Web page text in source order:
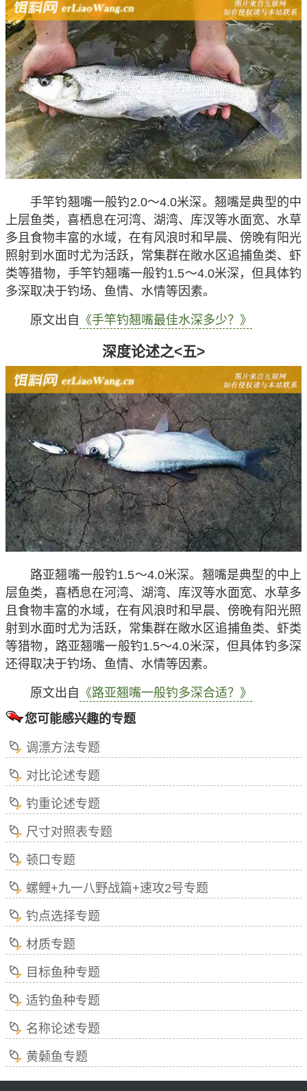
手竿钓翘嘴一般钓2.0～4.0米深。翘嘴是典型的中
上层鱼类，喜栖息在河湾、湖湾、库汊等水面宽、水草
多且食物丰富的水域，在有风浪时和早晨、傍晚有阳光
照射到水面时尤为活跃，常集群在敞水区追捕鱼类、虾
类等猎物，手竿钓翘嘴一般钓1.5～4.0米深，但具体钓
多深取决于钓场、鱼情、水情等因素。
原文出自 《手竿钓翘嘴最佳水深多少？》
深度论述之<五>
路亚翘嘴一般钓1.5～4.0米深。翘嘴是典型的中上
层鱼类，喜栖息在河湾、湖湾、库汊等水面宽、水草多
且食物丰富的水域，在有风浪时和早晨、傍晚有阳光照
射到水面时尤为活跃，常集群在敞水区追捕鱼类、虾类
等猎物，路亚翘嘴一般钓1.5～4.0米深，但具体钓多深
还得取决于钓场、鱼情、水情等因素。
原文出自 《路亚翘嘴一般钓多深合适？》
您可能感兴趣的专题
调漂方法专题
对比论述专题
钓重论述专题
尺寸对照表专题
顿口专题
螺鲤+九一八野战篇+速攻2号专题
钓点选择专题
材质专题
目标鱼种专题
适钓鱼种专题
名称论述专题
黄颡鱼专题